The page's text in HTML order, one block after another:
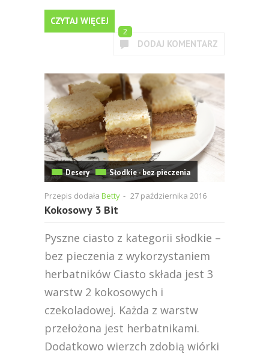
CZYTAJ WIĘCEJ
2
DODAJ KOMENTARZ
Desery Słodkie - bez pieczenia
Przepis dodała Betty - 27 października 2016
Kokosowy 3 Bit
Pyszne ciasto z kategorii słodkie –
bez pieczenia z wykorzystaniem
herbatników Ciasto składa jest 3
warstw 2 kokosowych i
czekoladowej. Każda z warstw
przełożona jest herbatnikami.
Dodatkowo wierzch zdobią wiórki